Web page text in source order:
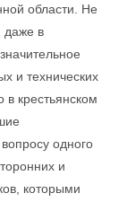
области. Не
даже в
и технических
в крестьянском
одного
и
которыми